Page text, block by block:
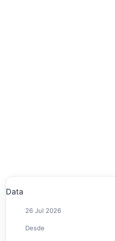
Data
26 Jul 2026
Desde